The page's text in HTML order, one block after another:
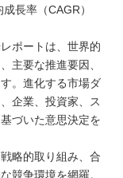
長率（CAGR）
ポートは、世界的
主要な推進要因、
。進化する市場ダ
企業、投資家、ス
づいた意思決定を
略的取り組み、合
競争環境を網羅。